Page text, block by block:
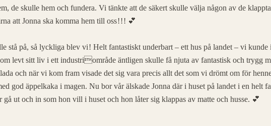
de skulle hem och fundera. Vi tänkte att de säkert skulle välja någon av de
att Jonna ska komma hem till oss ! ! ! 💕
stå på, så lyckliga blev vi ! Helt fantastiskt underbart – ett hus på landet – vi kunde
levt sitt liv i ett industriområde äntligen skulle få njuta av fantastisk och trygg
och när vi kom fram visade det sig vara precis allt det som vi drömt om för
god äppelkaka i magen. Nu bor vår älskade Jonna där i huset på landet i en helt
gå ut och in som hon vill i huset och hon låter sig klappas av matte och husse. 💕